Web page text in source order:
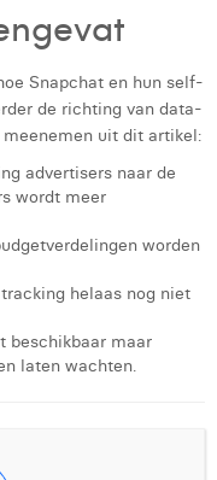
Snapchat en hun self-
de richting van data-
uit dit artikel:
advertisers naar de
wordt meer
worden
helaas nog niet
beschikbaar maar
laten wachten.